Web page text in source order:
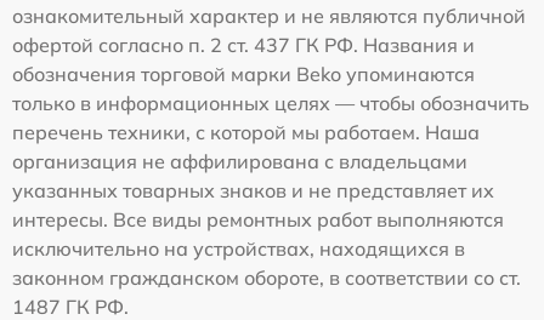
ознакомительный характер и не являются публичной
офертой согласно п. 2 ст. 437 ГК РФ. Названия и
обозначения торговой марки Beko упоминаются
только в информационных целях — чтобы обозначить
перечень техники, с которой мы работаем. Наша
организация не аффилирована с владельцами
указанных товарных знаков и не представляет их
интересы. Все виды ремонтных работ выполняются
исключительно на устройствах, находящихся в
законном гражданском обороте, в соответствии со ст.
1487 ГК РФ.